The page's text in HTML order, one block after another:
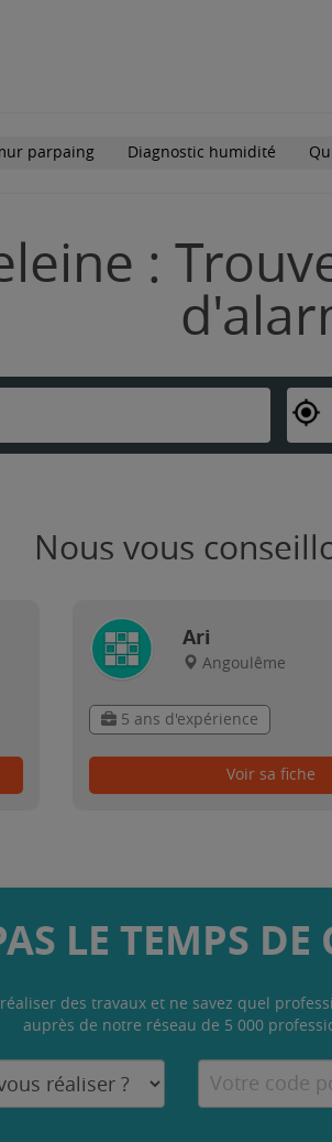
parpaing Diagnostic humidité
:
Nous vous
Ari
Angoulême
5 ans d'expérience
Voir sa fiche
LE TEMPS DE
des travaux et ne savez quel
auprès de notre réseau de 5 000